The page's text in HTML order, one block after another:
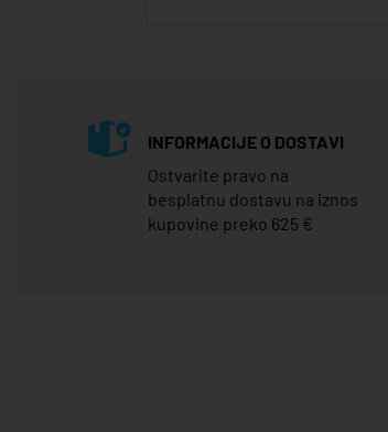
INFORMACIJE O DOSTAVI
Ostvarite pravo na
besplatnu dostavu na iznos
kupovine preko 625 €